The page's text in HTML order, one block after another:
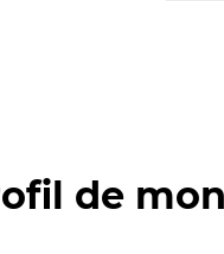
de